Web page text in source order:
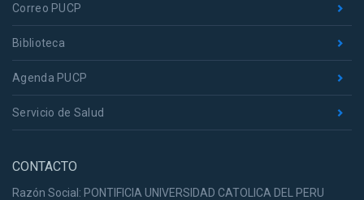
Correo PUCP
Biblioteca
Agenda PUCP
Servicio de Salud
CONTACTO
Razón Social: PONTIFICIA UNIVERSIDAD CATOLICA DEL PERU